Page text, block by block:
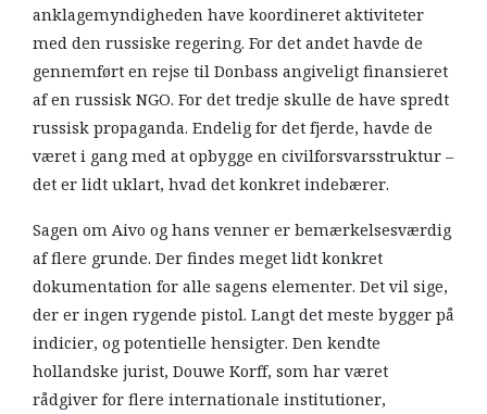
anklagemyndigheden have koordineret aktiviteter
med den russiske regering. For det andet havde de
gennemført en rejse til Donbass angiveligt finansieret
af en russisk NGO. For det tredje skulle de have spredt
russisk propaganda. Endelig for det fjerde, havde de
været i gang med at opbygge en civilforsvarsstruktur –
det er lidt uklart, hvad det konkret indebærer.
Sagen om Aivo og hans venner er bemærkelsesværdig
af flere grunde. Der findes meget lidt konkret
dokumentation for alle sagens elementer. Det vil sige,
der er ingen rygende pistol. Langt det meste bygger på
indicier, og potentielle hensigter. Den kendte
hollandske jurist, Douwe Korff, som har været
rådgiver for flere internationale institutioner,